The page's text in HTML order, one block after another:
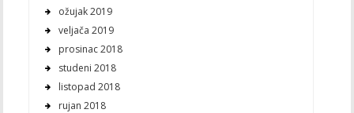
ožujak 2019
veljača 2019
prosinac 2018
studeni 2018
listopad 2018
rujan 2018